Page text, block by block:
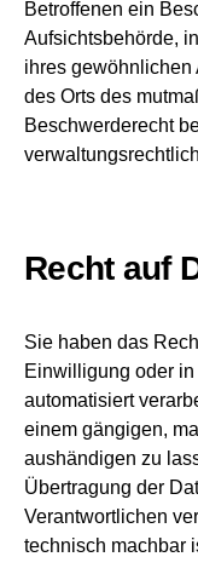
Betroffenen ein
Aufsichtsbehörde,
ihres gewöhnlichen
des Orts des
Beschwerderecht
Recht auf
Sie haben das
Einwilligung oder
automatisiert
einem gängigen,
aushändigen zu
Übertragung der
Verantwortlichen
technisch machbar